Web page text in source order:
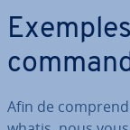
Afin de